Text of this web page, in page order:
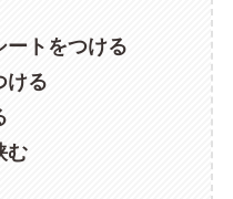
トをつける
ける
む